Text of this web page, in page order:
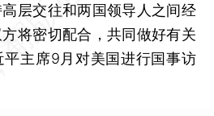
层交往和两国领导人之间经
将密切配合，共同做好有关
主席9月对美国进行国事访